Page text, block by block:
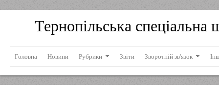
Тернопільська спеціальна
Головна Новини Рубрики Звіти Зворотній зв'язок